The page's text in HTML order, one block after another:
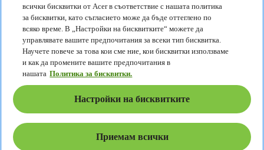
Корпоративна социална отговорност
Въглероден отпечатък на продукта
Project Humanity
Earthion
Правила за поверителност
Правила за бисквитките
Правна бележка
Допълнителна правна информация
Политика за достъпност
Настройки на бисквитките
България - Български
© 2026 Acer Inc.
всички бисквитки от Acer в съответствие с нашата политика
за бисквитки, като съгласието може да бъде оттеглено по
всяко време. В „Настройки на бисквитките“ можете да
управлявате вашите предпочитания за всеки тип бисквитка.
Научете повече за това кои сме ние, кои бисквитки използваме
и как да промените вашите предпочитания в
нашата Политика за бисквитки.
Настройки на бисквитките
Приемам всички